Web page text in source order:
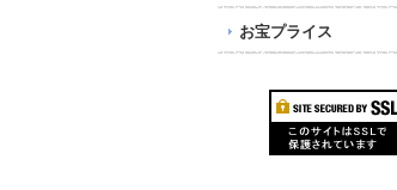
お宝プライス